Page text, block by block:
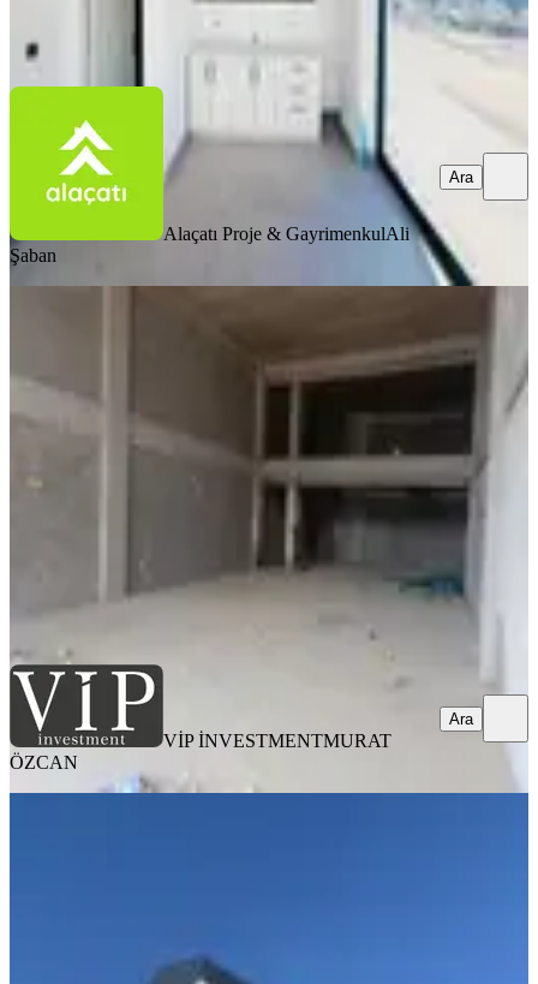
Alaçatı Proje & GayrimenkulAli Şaban
Ara
Alaçatı Proje & GayrimenkulAli
Şaban
Ara
Kiralık Fırsat Dükkan
1 Oda
90.000 ₺
VİP İNVESTMENTMURAT ÖZCAN
VİP İNVESTMENTMURAT
ÖZCAN
Ara